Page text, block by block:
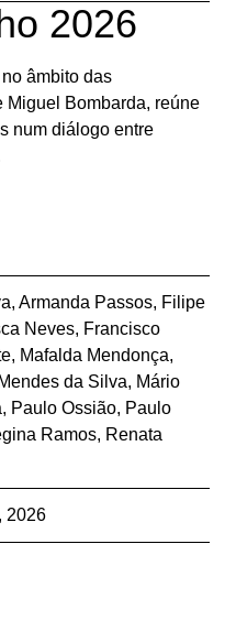
2026
âmbito das
Miguel Bombarda, reúne
num diálogo entre
, Armanda Passos, Filipe
Neves, Francisco
, Mafalda Mendonça,
da Silva, Mário
, Paulo Ossião, Paulo
Ramos, Renata
2026